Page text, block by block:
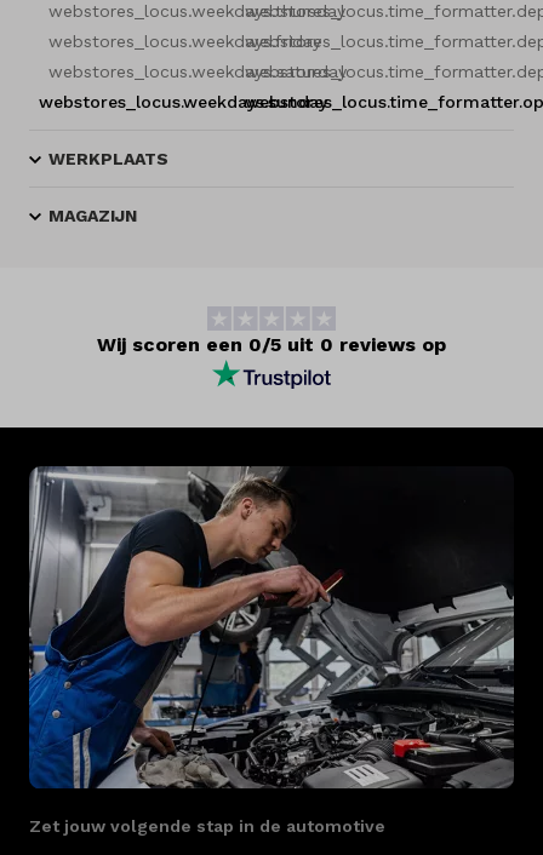
webstores_locus.weekdays.thursday
webstores_locus.weekdays.friday
webstores_locus.weekdays.saturday
webstores_locus.weekdays.sunday
WERKPLAATS
MAGAZIJN
Wij scoren een 0/5 uit 0 reviews op
Zet jouw volgende stap in de automotive